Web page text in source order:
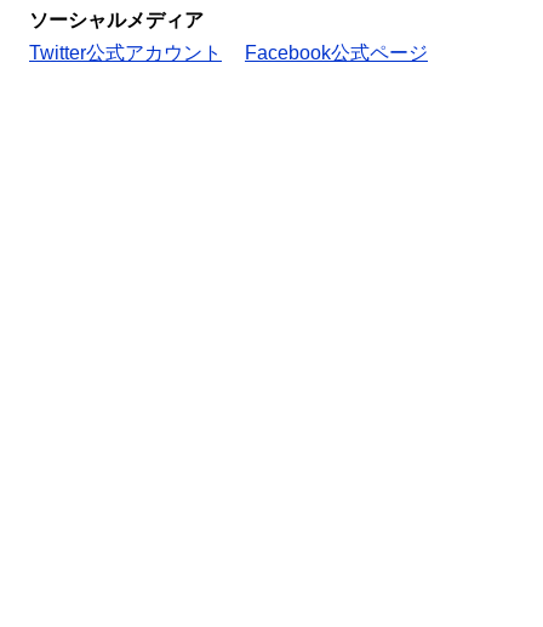
ソーシャルメディア
Twitter公式アカウント
Facebook公式ページ